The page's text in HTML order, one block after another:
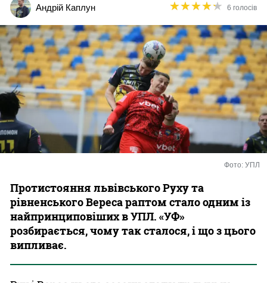
Різне
Букмекери
Казино
Андрій Каплун ★★★★★
★★★★★ 6 голосів
Фото: УПЛ
Протистояння львівського Руху та
рівненського Вереса раптом стало одним із
найпринциповіших в УПЛ. «УФ»
розбирається, чому так сталося, і що з цього
випливає.